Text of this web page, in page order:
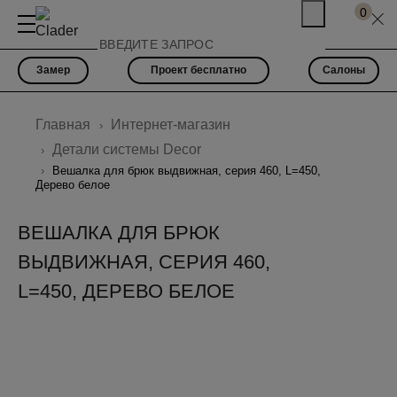
0
Замер Проект бесплатно Салоны
Главная
Интернет-магазин
Детали системы Decor
Вешалка для брюк выдвижная, серия 460, L=450,
Дерево белое
ВЕШАЛКА ДЛЯ БРЮК
ВЫДВИЖНАЯ, СЕРИЯ 460,
L=450, ДЕРЕВО БЕЛОЕ